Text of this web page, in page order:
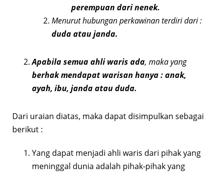
perempuan dari nenek.
Menurut hubungan perkawinan terdiri dari :
duda atau janda.
Apabila semua ahli waris ada, maka yang
berhak mendapat warisan hanya : anak,
ayah, ibu, janda atau duda.
Dari uraian diatas, maka dapat disimpulkan sebagai
berikut :
Yang dapat menjadi ahli waris dari pihak yang
meninggal dunia adalah pihak-pihak yang